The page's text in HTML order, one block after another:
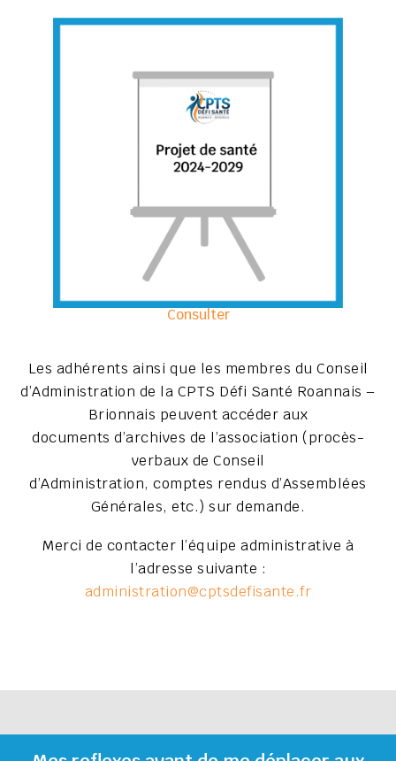
Consulter
Les adhérents ainsi que les membres du Conseil
d’Administration de la CPTS Défi Santé Roannais –
Brionnais peuvent accéder aux
documents d’archives de l’association (procès-
verbaux de Conseil
d’Administration, comptes rendus d’Assemblées
Générales, etc.) sur demande.
Merci de contacter l’équipe administrative à
l’adresse suivante :
administration@cptsdefisante.fr